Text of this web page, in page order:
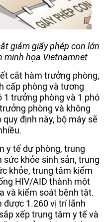
giảm giấy phép con lớn
minh họa Vietnamnet
cắt hàm trưởng phòng,
cấp phòng và tương
1 trưởng phòng và 1 phó
phòng và không
định này, bộ máy sẽ
y tế dự phòng, trung
khỏe sinh sản, trung
khỏe, trung tâm kiểm
HIV/AID thành một
và kiểm soát bệnh tật.
được 1.260 vị trí lãnh
xếp trung tâm y tế và